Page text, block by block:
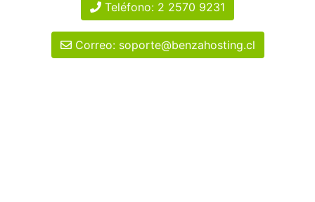
Teléfono: 2 2570 9231
Correo: soporte@benzahosting.cl